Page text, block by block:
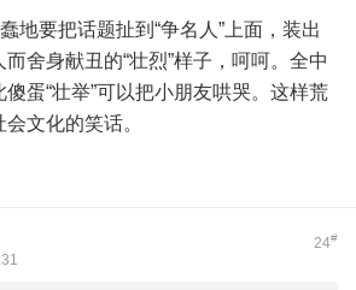
地要把话题扯到“争名人”上面，装出
舍身献丑的“壮烈”样子，呵呵。全中
蛋“壮举”可以把小朋友哄哭。这样荒
文化的笑话。
24#